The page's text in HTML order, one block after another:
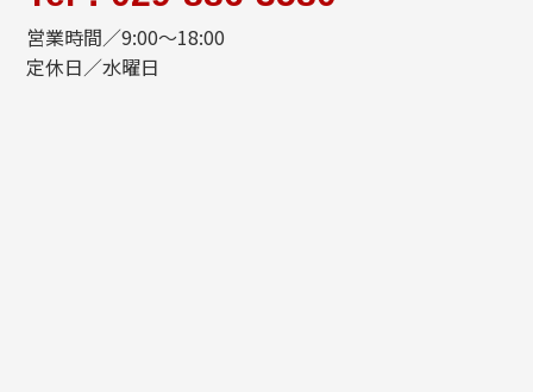
営業時間／9:00～18:00
定休日／水曜日